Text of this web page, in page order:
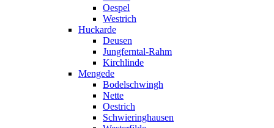
Oespel
Westrich
Huckarde
Deusen
Jungferntal-Rahm
Kirchlinde
Mengede
Bodelschwingh
Nette
Oestrich
Schwieringhausen